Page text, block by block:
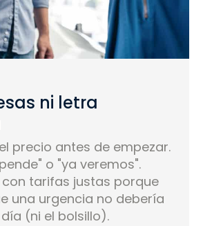
ni letra
precio antes de empezar.
o "ya veremos".
tarifas justas porque
una urgencia no debería
(ni el bolsillo).